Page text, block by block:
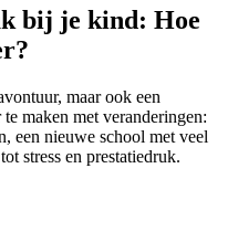
bij je kind: Hoe
maar ook een
maken met veranderingen:
een nieuwe school met veel
stress en prestatiedruk.